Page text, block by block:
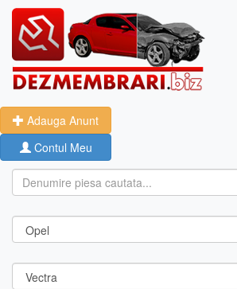
Adauga Anunt
Contul Meu